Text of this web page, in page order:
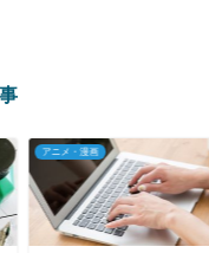
相互RSS
アニメ・漫画